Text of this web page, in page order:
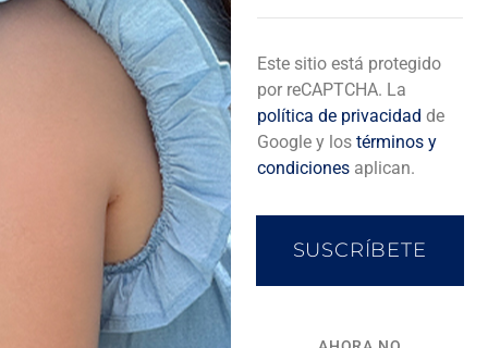
(0414)
3896651
/(0414)
2118667
l
e
t
r
ó
Este sitio está protegido
por reCAPTCHA. La
política de privacidad de
Google y los términos y
condicionesaplican.
SUSCRÍBETE